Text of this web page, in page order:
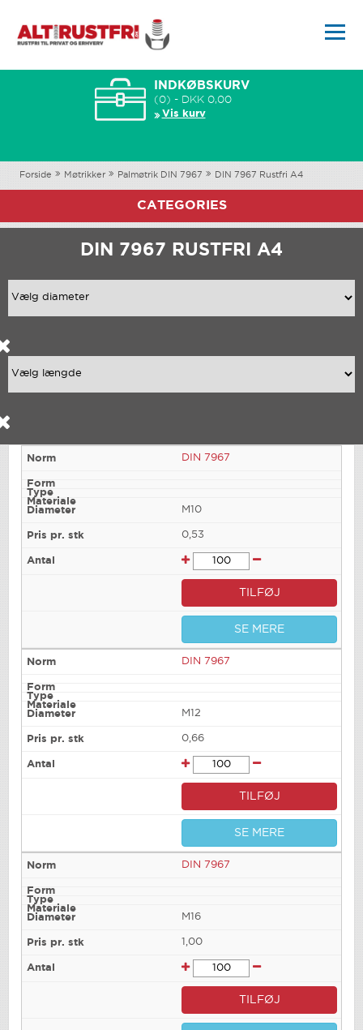
INDKØBSKURV
(0) - DKK 0,00
Vis kurv
Forside Møtrikker Palmøtrik DIN 7967 DIN 7967 Rustfri A4
CATEGORIES
DIN 7967 RUSTFRI A4
DIN 7967
M10
0,53
TILFØJ
SE MERE
DIN 7967
M12
0,66
TILFØJ
SE MERE
DIN 7967
M16
1,00
TILFØJ